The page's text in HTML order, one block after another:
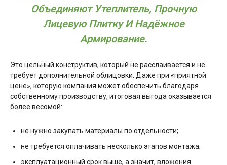
Объединяют Утеплитель, Прочную
Лицевую Плитку И Надёжное
Армирование.
Это цельный конструктив, который не расслаивается и не
требует дополнительной облицовки. Даже при «приятной
цене», которую компания может обеспечить благодаря
собственному производству, итоговая выгода оказывается
более весомой:
не нужно закупать материалы по отдельности;
не требуется оплачивать несколько этапов монтажа;
эксплуатационный срок выше, а значит, вложения